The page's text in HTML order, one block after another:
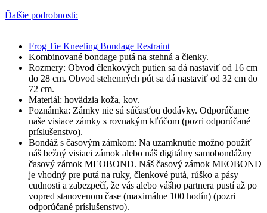
Ďalšie podrobnosti:
Frog Tie Kneeling Bondage Restraint
Kombinované bondage putá na stehná a členky.
Rozmery: Obvod členkových putien sa dá nastaviť od 16 cm
do 28 cm. Obvod stehenných pút sa dá nastaviť od 32 cm do
72 cm.
Materiál: hovädzia koža, kov.
Poznámka: Zámky nie sú súčasťou dodávky. Odporúčame
naše visiace zámky s rovnakým kľúčom (pozri odporúčané
príslušenstvo).
Bondáž s časovým zámkom: Na uzamknutie možno použiť
náš bežný visiaci zámok alebo náš digitálny samobondážny
časový zámok MEOBOND. Náš časový zámok MEOBOND
je vhodný pre putá na ruky, členkové putá, rúško a pásy
cudnosti a zabezpečí, že vás alebo vášho partnera pustí až po
vopred stanovenom čase (maximálne 100 hodín) (pozri
odporúčané príslušenstvo).